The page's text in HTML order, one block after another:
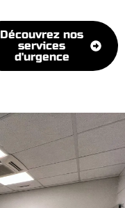
Découvrez nos
services
d'urgence